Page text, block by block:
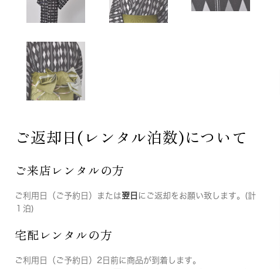
ご返却日(レンタル泊数)について
ご来店レンタルの方
ご利用日（ご予約日）または翌日 にご返却をお願い致します。(計
１泊)
宅配レンタルの方
ご利用日（ご予約日）2日前に商品が到着します。